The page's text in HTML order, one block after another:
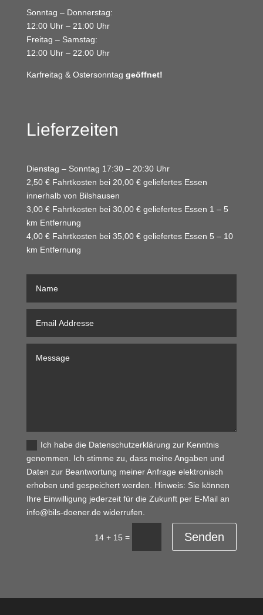
Sonntag – Donnerstag:
12:00 Uhr – 21:00 Uhr
Freitag – Samstag:
12:00 Uhr – 22:00 Uhr
Karfreitag & Ostersonntag geöffnet!
Lieferzeiten
Dienstag – Sonntag 17:30 – 20:30 Uhr
2,50 € Fahrtkosten bei 20,00 € geliefertes Essen
innerhalb von Bilshausen
3,00 € Fahrtkosten bei 30,00 € geliefertes Essen 1 – 5
km Entfernung
4,00 € Fahrtkosten bei 35,00 € geliefertes Essen 5 – 10
km Entfernung
Ich habe die Datenschutzerklärung zur Kenntnis
genommen. Ich stimme zu, dass meine Angaben und
Daten zur Beantwortung meiner Anfrage elektronisch
erhoben und gespeichert werden. Hinweis: Sie können
Ihre Einwilligung jederzeit für die Zukunft per E-Mail an
info@bils-doener.de widerrufen.
14 + 15 = Senden